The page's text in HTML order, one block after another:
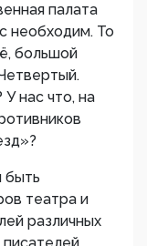
палата
необходим. То
большой
У нас что, на
быть
театра и
различных